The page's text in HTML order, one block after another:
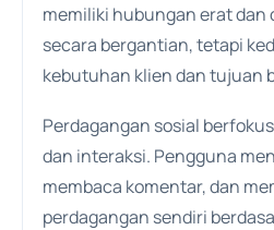
memiliki hubungan erat dan
secara bergantian, tetapi
kebutuhan klien dan tujuan
Perdagangan sosial
dan interaksi. Pengguna
membaca komentar, dan
perdagangan sendiri